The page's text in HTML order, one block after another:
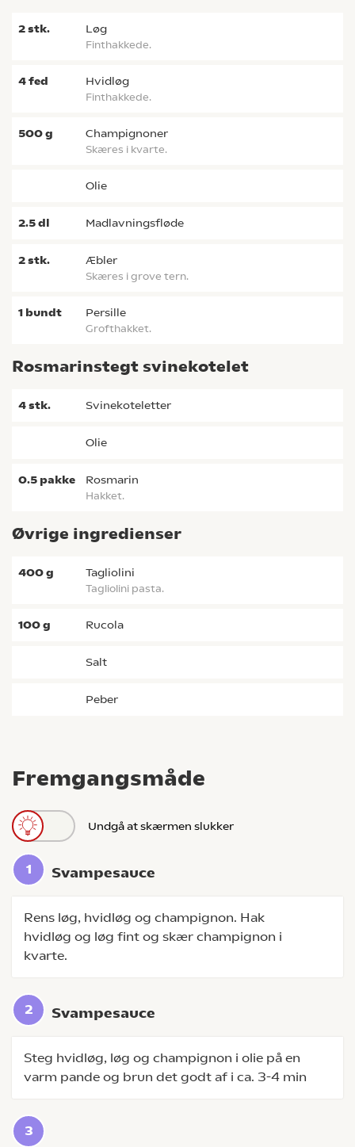
Fremgangsmåde
Undgå at skærmen slukker
Svampesauce
Rens løg, hvidløg og champignon. Hak
hvidløg og løg fint og skær champignon i
kvarte.
Svampesauce
Steg hvidløg, løg og champignon i olie på en
varm pande og brun det godt af i ca. 3-4 min
2stk. løg
Finthakkede.
4fed hvidløg
Finthakkede.
500g champignoner
Skæres i kvarte.
olie
2.5dl madlavningsfløde
2stk. æbler
Skæres i grove tern.
1 bundt persille
Grofthakket.
Rosmarinstegt svinekotelet
4stk. svinekoteletter
olie
0.5 pakke rosmarin
Hakket.
Øvrige ingredienser
400g tagliolini
Tagliolini pasta.
100g rucola
salt
peber